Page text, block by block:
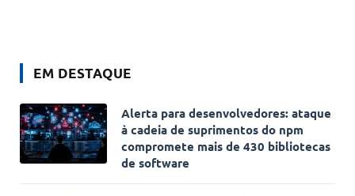
EM DESTAQUE
Alerta para desenvolvedores: ataque
à cadeia de suprimentos do npm
compromete mais de 430 bibliotecas
de software